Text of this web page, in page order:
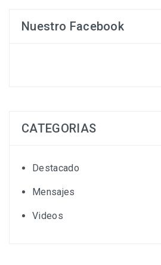
Nuestro Facebook
CATEGORIAS
Destacado
Mensajes
Videos